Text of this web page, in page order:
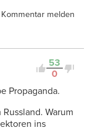
Kommentar melden
53
0
Propaganda.
Warum
ins